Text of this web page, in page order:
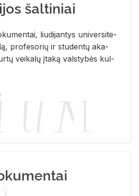
šaltiniai
liu­di­jan­tys uni­ver­si­te­
pro­fe­so­rių ir stu­den­tų aka­
vei­ka­lų įta­ką vals­ty­bės kul­